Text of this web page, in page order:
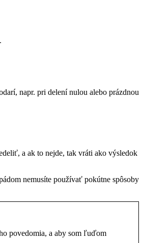
napr. pri delení nulou alebo prázdnou
a ak to nejde, tak vráti ako výsledok
nemusíte používať pokútne spôsoby
povedomia, a aby som ľuďom